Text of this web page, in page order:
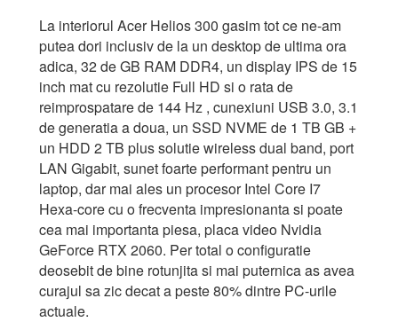
La interiorul Acer Helios 300 gasim tot ce ne-am
putea dori inclusiv de la un desktop de ultima ora
adica, 32 de GB RAM DDR4, un display IPS de 15
inch mat cu rezolutie Full HD si o rata de
reimprospatare de 144 Hz , cunexiuni USB 3.0, 3.1
de generatia a doua, un SSD NVME de 1 TB GB +
un HDD 2 TB plus solutie wireless dual band, port
LAN Gigabit, sunet foarte performant pentru un
laptop, dar mai ales un procesor Intel Core I7
Hexa-core cu o frecventa impresionanta si poate
cea mai importanta piesa, placa video Nvidia
GeForce RTX 2060. Per total o configuratie
deosebit de bine rotunjita si mai puternica as avea
curajul sa zic decat a peste 80% dintre PC-urile
actuale.